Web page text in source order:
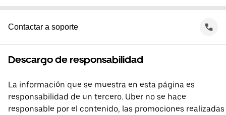
Contactar a soporte
Descargo de responsabilidad
La información que se muestra en esta página es
responsabilidad de un tercero. Uber no se hace
responsable por el contenido, las promociones realizadas